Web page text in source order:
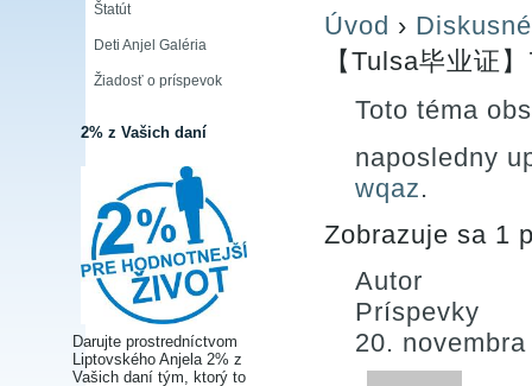
Štatút
Deti Anjel Galéria
Žiadosť o príspevok
2% z Vašich daní
Darujte prostredníctvom
Liptovského Anjela 2% z
Vašich daní tým, ktorý to
Úvod ›
【Tulsa毕业证
Toto téma
naposledny
wqaz.
Zobrazuje sa 1
Autor
Príspevky
20.